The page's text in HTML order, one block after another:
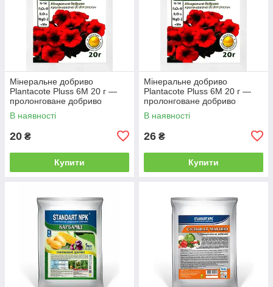
Мінеральне добриво
Plantacote Pluss 6M 20 г —
пролонговане добриво
В наявності
20 ₴
Купити
Мінеральне добриво
Plantacote Pluss 6M 20 г —
пролонговане добриво
В наявності
26 ₴
Купити